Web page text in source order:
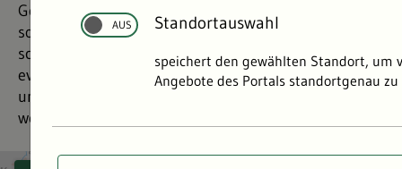
Gefährdungspotenzial für Menschen und Umwelt. In
solchen Betrieben ist die Verhinderung von
schweren Unfällen sowie die Begrenzung
eventueller Unfallfolgen wie Bränden, Explosionen
und Freisetzungen gefährlicher Stoffe eine
wesentliche Zielsetzung der Störfallvorsorge.
Standortauswahl
speichert den gewählten Standort, um
Angebote des Portals standortgenau